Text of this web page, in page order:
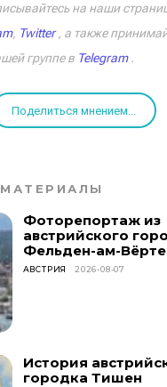
на наши
, Twitter, а также
группе в Telegram.
Поделиться мнением...
Фоторепортаж из
австрийского
Фельден-ам-
АВСТРИЯ 2026-08-07
История
городка Тишен